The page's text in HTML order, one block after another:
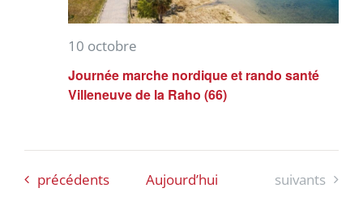
Journée marche nordique et rando santé
Villeneuve de la Raho (66)
10 octobre
Évènements
précédents Aujourd’hui Évènements
suivants